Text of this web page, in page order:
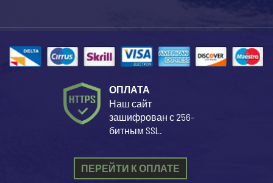
ОПЛАТА
Наш сайт
зашифрован с 256-
битным SSL.
ПЕРЕЙТИ К ОПЛАТЕ